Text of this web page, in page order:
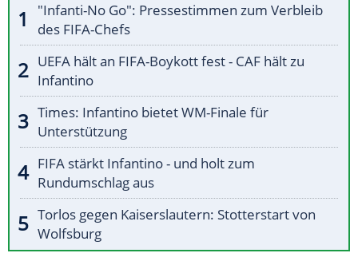
"Infanti-No Go": Pressestimmen zum Verbleib
des FIFA-Chefs
UEFA hält an FIFA-Boykott fest - CAF hält zu
Infantino
Times: Infantino bietet WM-Finale für
Unterstützung
FIFA stärkt Infantino - und holt zum
Rundumschlag aus
Torlos gegen Kaiserslautern: Stotterstart von
Wolfsburg